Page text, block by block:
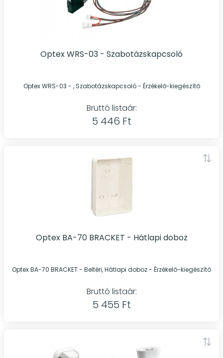
Optex WRS-03 - Szabotázskapcsoló
Optex WRS-03 - , Szabotázskapcsoló - Érzékelő-kiegészítő
Bruttó listaár:
5 446 Ft
Optex BA-70 BRACKET - Hátlapi doboz
Optex BA-70 BRACKET - Beltéri, Hátlapi doboz - Érzékelő-kiegészítő
Bruttó listaár:
5 455 Ft